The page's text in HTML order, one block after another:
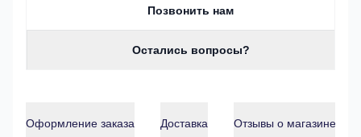
Позвонить нам
Остались вопросы?
Оформление заказа Доставка Отзывы о магазине